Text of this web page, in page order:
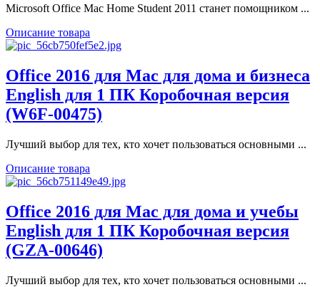
Microsoft Office Mac Home Student 2011 станет помощником ...
Описание товара
Office 2016 для Mac для дома и бизнеса
English для 1 ПК Коробочная версия
(W6F-00475)
Лучший выбор для тех, кто хочет пользоваться основными ...
Описание товара
Office 2016 для Mac для дома и учебы
English для 1 ПК Коробочная версия
(GZA-00646)
Лучший выбор для тех, кто хочет пользоваться основными ...